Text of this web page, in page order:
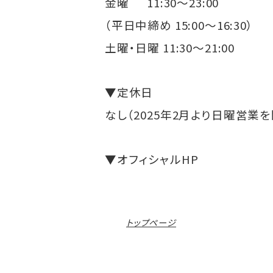
（平日中締め 15:00～16:30）
土曜・日曜 11:30～21:00
▼定休日
なし（2025年2月より日曜営業を
▼オフィシャルHP
トップページ